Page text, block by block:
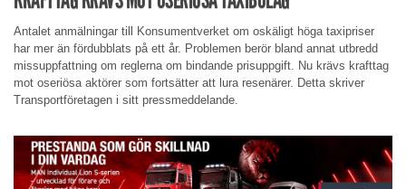
Antalet anmälningar till Konsumentverket om oskäligt höga taxipriser
har mer än fördubblats på ett år. Problemen berör bland annat utbredd
missuppfattning om reglerna om bindande prisuppgift. Nu krävs krafttag
mot oseriösa aktörer som fortsätter att lura resenärer. Detta skriver
Transportföretagen i sitt pressmeddelande.